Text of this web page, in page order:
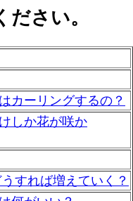
さい。
カーリングするの？
しか花が咲か
すれば増えていく？